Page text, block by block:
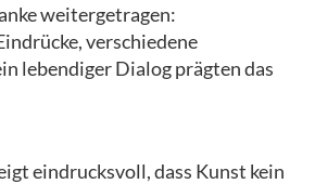
weitergetragen:
verschiedene
lebendiger Dialog prägten das
eindrucksvoll, dass Kunst kein